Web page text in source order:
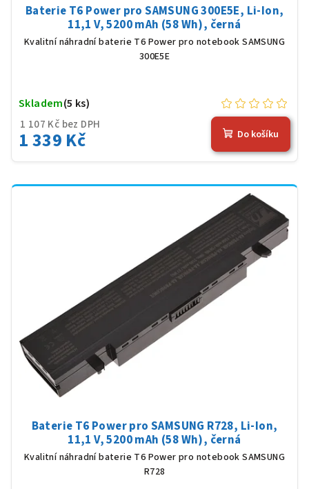
Baterie T6 Power pro SAMSUNG 300E5E, Li-Ion,
11,1 V, 5200 mAh (58 Wh), černá
Kvalitní náhradní baterie T6 Power pro notebook SAMSUNG
300E5E
1 107 Kč bez DPH
1 339 Kč
Skladem(5 ks)
Do košíku
Baterie T6 Power pro SAMSUNG R728, Li-Ion,
11,1 V, 5200 mAh (58 Wh), černá
Kvalitní náhradní baterie T6 Power pro notebook SAMSUNG
R728